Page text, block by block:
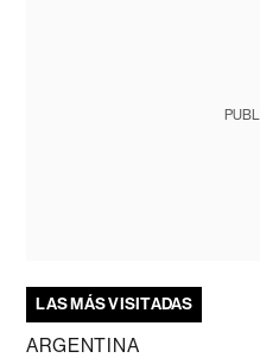
LAS MÁS VISITADAS
ARGENTINA